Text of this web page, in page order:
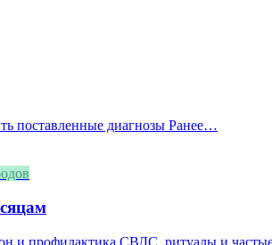
поставленные диагнозы Ранее…
и профилактика СВДС, ритуалы и